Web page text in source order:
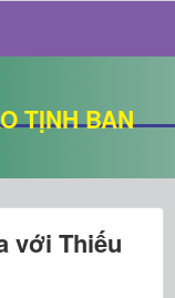
TỊNH BAN
với Thiếu